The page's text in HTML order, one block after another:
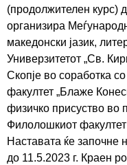
(продолжителен курс)
организира
македонски јазик,
Универзитетот „Св.
Скопје во соработка
факултет „Блаже
физичко присуство во
Филолошкиот
Наставата ќе започне
до 11.5.2023 г. Краен